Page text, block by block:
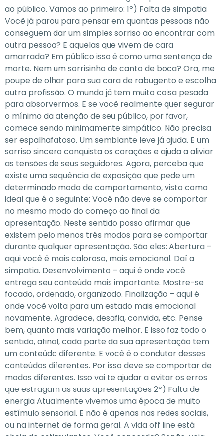
ao público. Vamos ao primeiro: 1º) Falta de simpatia
Você já parou para pensar em quantas pessoas não
conseguem dar um simples sorriso ao encontrar com
outra pessoa? E aquelas que vivem de cara
amarrada? Em público isso é como uma sentença de
morte. Nem um sorrisinho de canto de boca? Ora, me
poupe de olhar para sua cara de rabugento e escolha
outra profissão. O mundo já tem muito coisa pesada
para absorvermos. E se você realmente quer segurar
o mínimo da atenção de seu público, por favor,
comece sendo minimamente simpático. Não precisa
ser espalhafatoso. Um semblante leve já ajuda. E um
sorriso sincero conquista os corações e ajuda a aliviar
as tensões de seus seguidores. Agora, perceba que
existe uma sequência de exposição que pede um
determinado modo de comportamento, visto como
ideal que é o seguinte: Você não deve se comportar
no mesmo modo do começo ao final da
apresentação. Neste sentido posso afirmar que
existem pelo menos três modos para se comportar
durante qualquer apresentação. São eles: Abertura –
aqui você é mais caloroso, mais emocional. Daí a
simpatia. Desenvolvimento – aqui é onde você
entrega seu conteúdo mais importante. Mostre-se
focado, ordenado, organizado. Finalização – aqui é
onde você volta para um estado mais emocional
novamente. Agradece, desafia, convida, etc. Pense
bem, quanto mais variação melhor. E isso faz todo o
sentido, afinal, cada parte da sua apresentação tem
um conteúdo diferente. E você é o condutor desses
conteúdos diferentes. Por isso deve se comportar de
modos diferentes. Isso vai te ajudar a evitar os erros
que estragam as suas apresentações 2º) Falta de
energia Atualmente vivemos uma época de muito
estímulo sensorial. E não é apenas nas redes sociais,
ou na internet de forma geral. A vida off line está